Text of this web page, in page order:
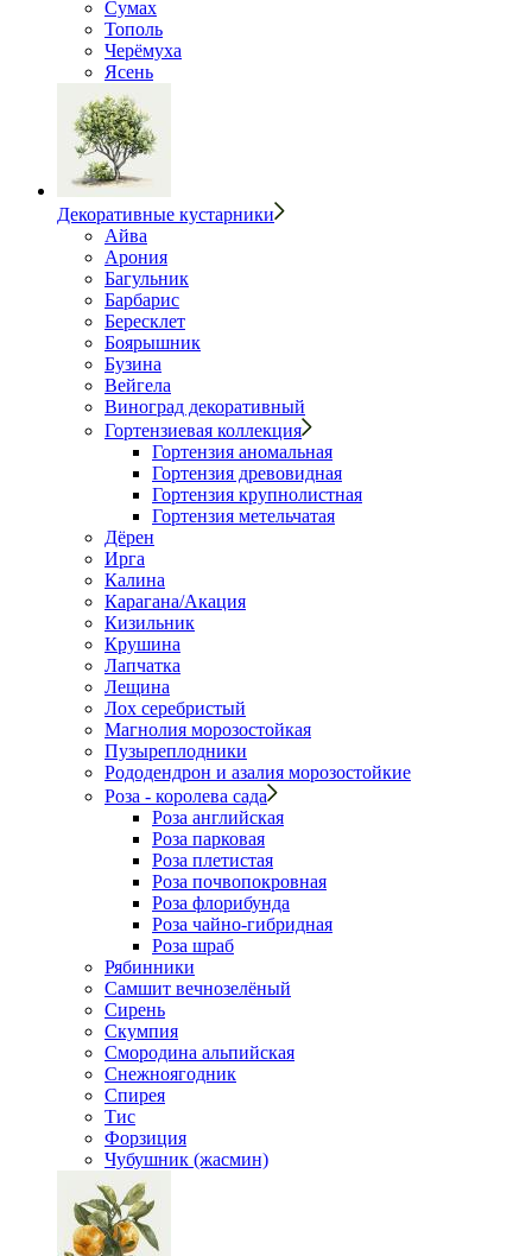
Сумах
Тополь
Черёмуха
Ясень
Декоративные кустарники
Айва
Арония
Багульник
Барбарис
Бересклет
Боярышник
Бузина
Вейгела
Виноград декоративный
Гортензиевая коллекция
Гортензия аномальная
Гортензия древовидная
Гортензия крупнолистная
Гортензия метельчатая
Дёрен
Ирга
Калина
Карагана/Акация
Кизильник
Крушина
Лапчатка
Лещина
Лох серебристый
Магнолия морозостойкая
Пузыреплодники
Рододендрон и азалия морозостойкие
Роза - королева сада
Роза английская
Роза парковая
Роза плетистая
Роза почвопокровная
Роза флорибунда
Роза чайно-гибридная
Роза шраб
Рябинники
Самшит вечнозелёный
Сирень
Скумпия
Смородина альпийская
Снежноягодник
Спирея
Тис
Форзиция
Чубушник (жасмин)